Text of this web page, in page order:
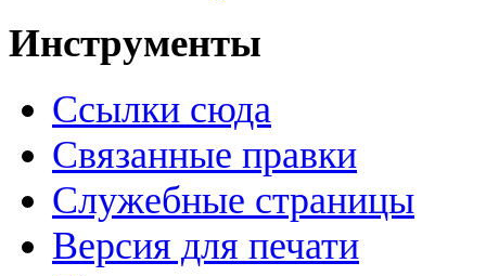
Инструменты
Ссылки сюда
Связанные правки
Служебные страницы
Версия для печати